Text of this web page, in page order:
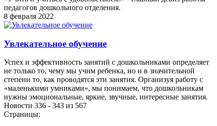
педагогов дошкольного отделения.
8 февраля 2022
Увлекательное обучение
Успех и эффективность занятий с дошкольниками определяет
не только то, чему мы учим ребенка, но и в значительной
степени то, как проводятся эти занятия. Организуя работу с
«маленькими умниками», мы понимаем, что дошкольникам
нужны эмоциональные, яркие, звучные, интересные занятия.
Новости 336 - 343 из 567
Страницы: